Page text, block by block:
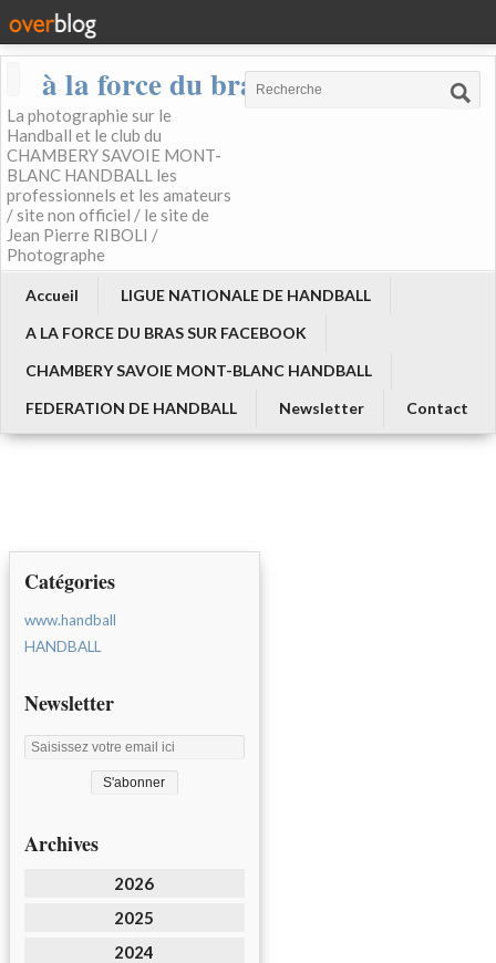
à la force du bras
La photographie sur le
Handball et le club du
CHAMBERY SAVOIE MONT-
BLANC HANDBALL les
professionnels et les amateurs
/ site non officiel / le site de
Jean Pierre RIBOLI /
Photographe
Accueil
LIGUE NATIONALE DE HANDBALL
A LA FORCE DU BRAS SUR FACEBOOK
CHAMBERY SAVOIE MONT-BLANC HANDBALL
FEDERATION DE HANDBALL
Newsletter Contact
Catégories
www.handball
HANDBALL
Newsletter
Archives
2026
2025
2024